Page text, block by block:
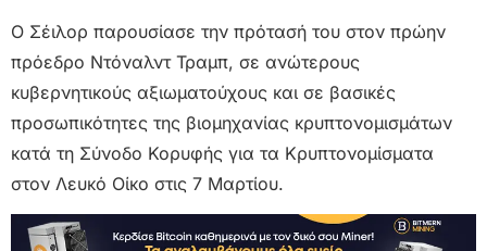
Ο Σέιλορ παρουσίασε την πρότασή του στον πρώην
πρόεδρο Ντόναλντ Τραμπ, σε ανώτερους
κυβερνητικούς αξιωματούχους και σε βασικές
προσωπικότητες της βιομηχανίας κρυπτονομισμάτων
κατά τη Σύνοδο Κορυφής για τα Κρυπτονομίσματα
στον Λευκό Οίκο στις 7 Μαρτίου.